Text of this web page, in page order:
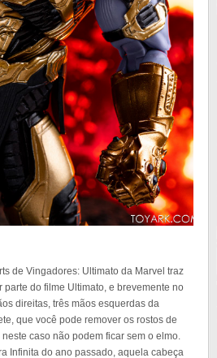
de Vingadores: Ultimato da Marvel traz
do filme Ultimato, e brevemente no
direitas, três mãos esquerdas da
que você pode remover os rostos de
caso não podem ficar sem o elmo.
Infinita do ano passado, aquela cabeça